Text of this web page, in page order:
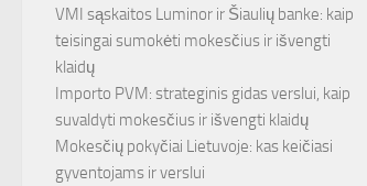
VMI sąskaitos Luminor ir Šiaulių banke: kaip
teisingai sumokėti mokesčius ir išvengti
klaidų
Importo PVM: strateginis gidas verslui, kaip
suvaldyti mokesčius ir išvengti klaidų
Mokesčių pokyčiai Lietuvoje: kas keičiasi
gyventojams ir verslui